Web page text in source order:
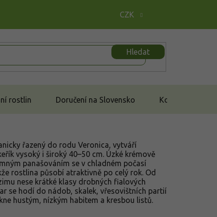
CZK
Hledat
rostlin Doručení na Slovensko Kontakt
řazený do rodu Veronica, vytváří
vysoký i široký 40–50 cm. Úzké krémově
panašováním se v chladném počasí
rostlina působí atraktivně po celý rok. Od
nese krátké klasy drobných fialových
se hodí do nádob, skalek, vřesovištních partií
hustým, nízkým habitem a kresbou listů.